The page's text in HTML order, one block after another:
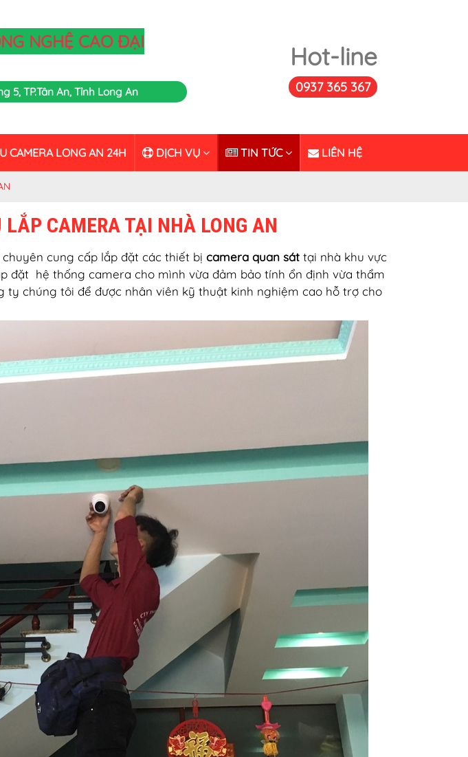
NGHỆ CAO ĐẠI
5, TP.Tân An, Tỉnh Long An
Hot-line
0937 365 367
CAMERA LONG AN 24H DỊCH VỤ TIN TỨC LIÊN HỆ
LẮP CAMERA TẠI NHÀ LONG AN
chuyên cung cấp lắp đặt các thiết bị camera quan sát tại nhà khu vực
đặt hệ thống camera cho mình vừa đảm bảo tính ổn định vừa thẩm
ty chúng tôi để được nhân viên kỹ thuật kinh nghiệm cao hỗ trợ cho